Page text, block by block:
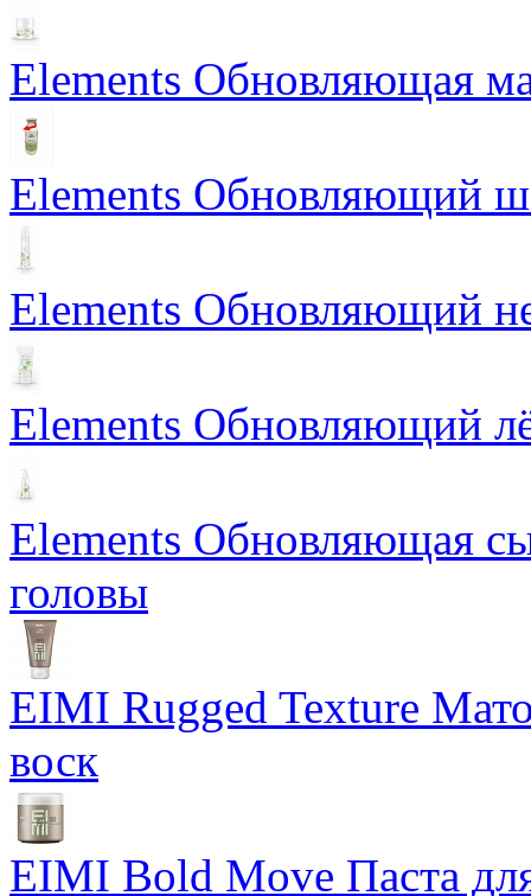
Elements Обновляющая
Elements Обновляющий
Elements Обновляющий
Elements Обновляющий
Elements Обновляющая
головы
EIMI Rugged Texture
воск
EIMI Bold Move Паста